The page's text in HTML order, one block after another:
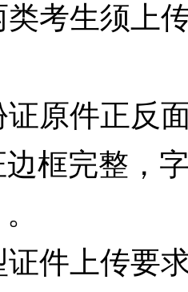
考生须上
原件正反
框完整，
件上传要